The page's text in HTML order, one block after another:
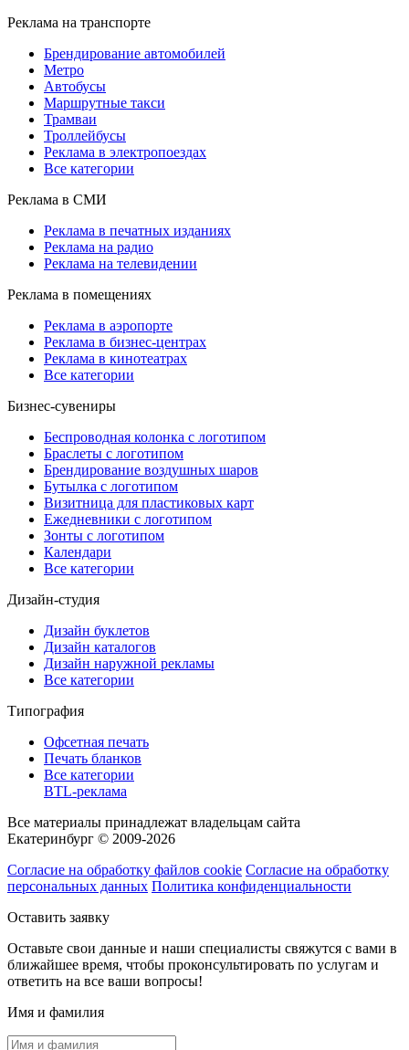
Реклама на транспорте
Брендирование автомобилей
Метро
Автобусы
Маршрутные такси
Трамваи
Троллейбусы
Реклама в электропоездах
Все категории
Реклама в СМИ
Реклама в печатных изданиях
Реклама на радио
Реклама на телевидении
Реклама в помещениях
Реклама в аэропорте
Реклама в бизнес-центрах
Реклама в кинотеатрах
Все категории
Бизнес-сувениры
Беспроводная колонка с логотипом
Браслеты с логотипом
Брендирование воздушных шаров
Бутылка с логотипом
Визитница для пластиковых карт
Ежедневники с логотипом
Зонты с логотипом
Календари
Все категории
Дизайн-студия
Дизайн буклетов
Дизайн каталогов
Дизайн наружной рекламы
Все категории
Типография
Офсетная печать
Печать бланков
Все категории
BTL-реклама
Все материалы принадлежат владельцам сайта
Екатеринбург © 2009-2026
Согласие на обработку файлов cookie Согласие на обработку
персональных данных Политика конфиденциальности
Оставить заявку
Оставьте свои данные и наши специалисты свяжутся с вами в
ближайшее время, чтобы проконсультировать по услугам и
ответить на все ваши вопросы!
Имя и фамилия